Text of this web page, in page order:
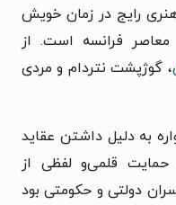
رایج در زمان خویش
معاصر فرانسه است. از
، گوژپشت نتردام و مردی
به دلیل داشتن عقاید
حمایت قلمی‌و لفظی از
دولتی و حکومتی بود